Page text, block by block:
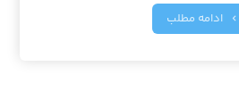
ادامه مطلب